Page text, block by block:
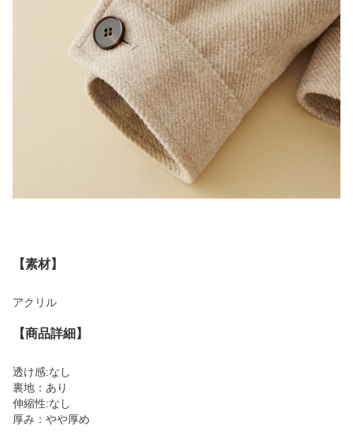
【素材】
アクリル
【商品詳細】
透け感:なし
裏地：あり
伸縮性:なし
厚み：やや厚め